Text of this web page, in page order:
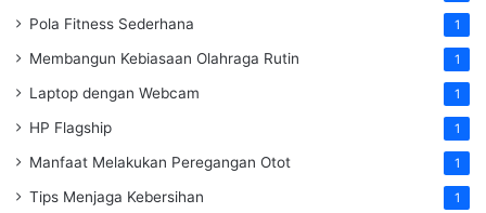
Pola Fitness Sederhana 1
Membangun Kebiasaan Olahraga Rutin 1
Laptop dengan Webcam 1
HP Flagship 1
Manfaat Melakukan Peregangan Otot 1
Tips Menjaga Kebersihan 1